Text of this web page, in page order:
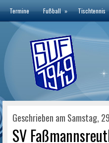
Termine Fußball » Tischtennis
Geschrieben am Samstag,
SV